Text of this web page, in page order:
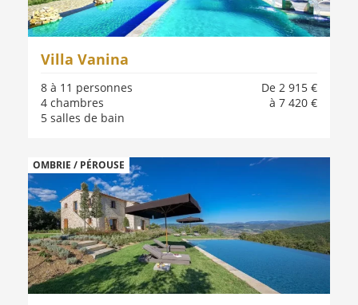
Villa Vanina
De 2 915 €
à 7 420 €
8 à 11 personnes
4 chambres
5 salles de bain
OMBRIE / PÉROUSE